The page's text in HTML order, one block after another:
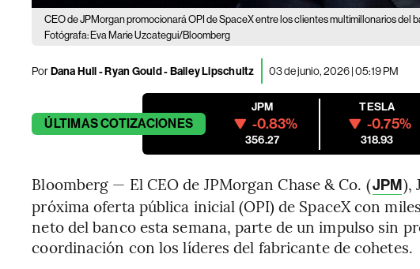
CEO de JPMorgan promocionará OPI de SpaceX entre los clientes multimillonarios del
Fotógrafa: Eva Marie Uzcategui/Bloomberg
PorDana Hull - Ryan Gould - Bailey Lipschultz 03 de junio, 2026 | 05:19 PM
ÚLTIMASCOTIZACIONES
JPM
-0.83%
356.27
TESLA
-0.75%
318.93
Bloomberg — El CEO de JPMorgan Chase & Co. (JPM),
próxima oferta pública inicial (OPI) de SpaceX con
neto del banco esta semana, parte de un impulso sin
coordinación con los líderes del fabricante de cohetes.